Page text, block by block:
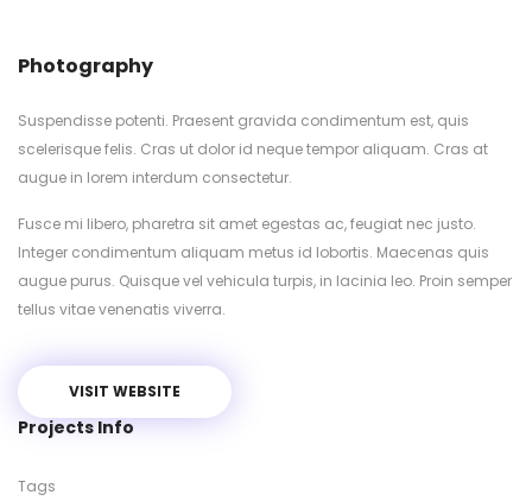
Photography
Suspendisse potenti. Praesent gravida condimentum est, quis
scelerisque felis. Cras ut dolor id neque tempor aliquam. Cras at
augue in lorem interdum consectetur.
Fusce mi libero, pharetra sit amet egestas ac, feugiat nec justo.
Integer condimentum aliquam metus id lobortis. Maecenas quis
augue purus. Quisque vel vehicula turpis, in lacinia leo. Proin semper
tellus vitae venenatis viverra.
VISIT WEBSITE
Projects Info
Tags